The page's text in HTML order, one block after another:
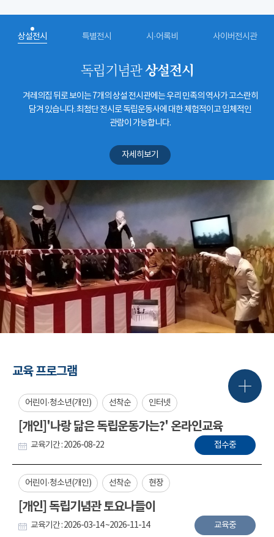
상설전시 특별전시 시·어록비 사이버전시관
독립기념관상설전시
겨레의집 뒤로 보이는 7개의 상설 전시관에는 우리 민족의 역사가 고스란히
담겨 있습니다. 최첨단 전시로 독립운동사에 대한 체험적이고 입체적인
관람이 가능합니다.
자세히보기
교육 프로그램
어린이·청소년(개인) 선착순 인터넷
[개인]'나랑 닮은 독립운동가는?' 온라인교육
교육기간 : 2026-08-22 접수중
어린이·청소년(개인) 선착순 현장
[개인] 독립기념관 토요나들이
교육기간 : 2026-03-14 ~2026-11-14 교육중